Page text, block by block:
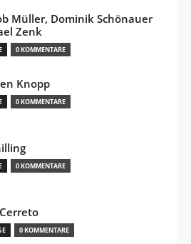
Müller, Dominik Schönauer
Zenk
0 KOMMENTARE
Knopp
0 KOMMENTARE
0 KOMMENTARE
0 KOMMENTARE